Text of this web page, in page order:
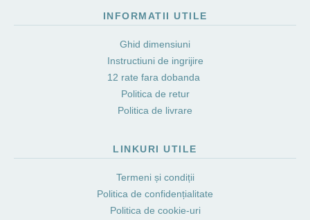
INFORMATII UTILE
Ghid dimensiuni
Instructiuni de ingrijire
12 rate fara dobanda
Politica de retur
Politica de livrare
LINKURI UTILE
Termeni și condiții
Politica de confidențialitate
Politica de cookie-uri